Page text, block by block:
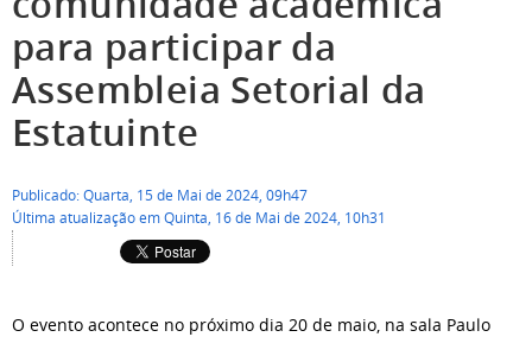
para participar da
Assembleia Setorial da
Estatuinte
Publicado: Quarta, 15 de Mai de 2024, 09h47
Última atualização em Quinta, 16 de Mai de 2024, 10h31
O evento acontece no próximo dia 20 de maio, na sala Paulo